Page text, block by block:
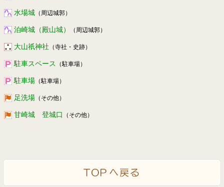
水場城 （周辺城郭）
泊崎城（殿山城） （周辺城郭）
大山祇神社 （寺社・史跡）
駐車スペース （駐車場）
駐車場 （駐車場）
足洗場 （その他）
甘崎城 登城口 （その他）